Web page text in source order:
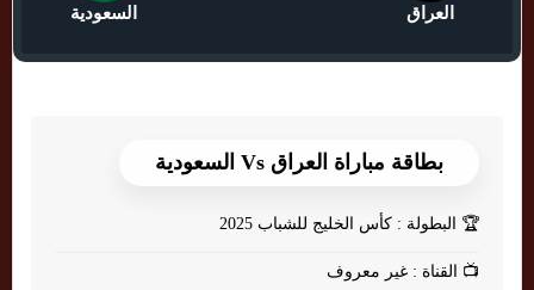
العراق السعودية
بطاقة مباراة العراق Vs السعودية
🏆 البطولة : كأس الخليج للشباب 2025
📺 القناة : غير معروف